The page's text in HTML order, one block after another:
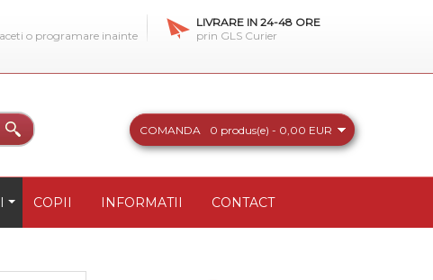
o programare inainte
LIVRARE IN 24-48 ORE
prin GLS Curier
COMANDA 0 produs(e) - 0,00 EUR
COPII INFORMATII CONTACT